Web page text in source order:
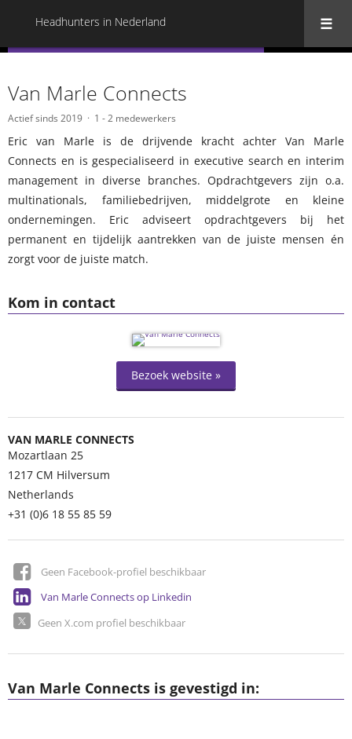
Headhunters in Nederland
Kom in contact
Bezoek website »
VAN MARLE CONNECTS
Mozartlaan 25
1217 CM Hilversum
Netherlands
+31 (0)6 18 55 85 59
Geen Facebook-profiel beschikbaar
Van Marle Connects op Linkedin
Geen X.com profiel beschikbaar
Van Marle Connects
Actief sinds 2019 1 - 2 medewerkers
Eric van Marle is de drijvende kracht achter Van Marle
Connects en is gespecialiseerd in executive search en interim
management in diverse branches. Opdrachtgevers zijn o.a.
multinationals, familiebedrijven, middelgrote en kleine
ondernemingen. Eric adviseert opdrachtgevers bij het
permanent en tijdelijk aantrekken van de juiste mensen én
zorgt voor de juiste match.
Van Marle Connects is gevestigd in: